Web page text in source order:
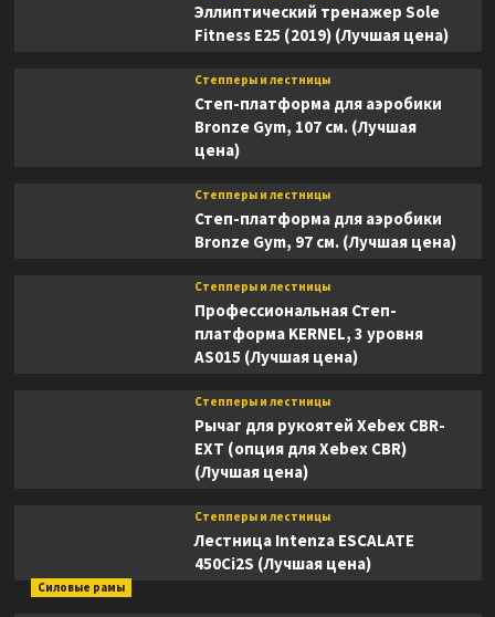
Эллиптический тренажер Sole
Fitness E25 (2019) (Лучшая цена)
Степперы и лестницы
Степ-платформа для аэробики
Bronze Gym, 107 см. (Лучшая
цена)
Степперы и лестницы
Степ-платформа для аэробики
Bronze Gym, 97 см. (Лучшая цена)
Степперы и лестницы
Профессиональная Степ-
платформа KERNEL, 3 уровня
AS015 (Лучшая цена)
Степперы и лестницы
Рычаг для рукоятей Xebex CBR-
EXT (опция для Xebex CBR)
(Лучшая цена)
Степперы и лестницы
Лестница Intenza ESCALATE
450Ci2S (Лучшая цена)
Силовые рамы